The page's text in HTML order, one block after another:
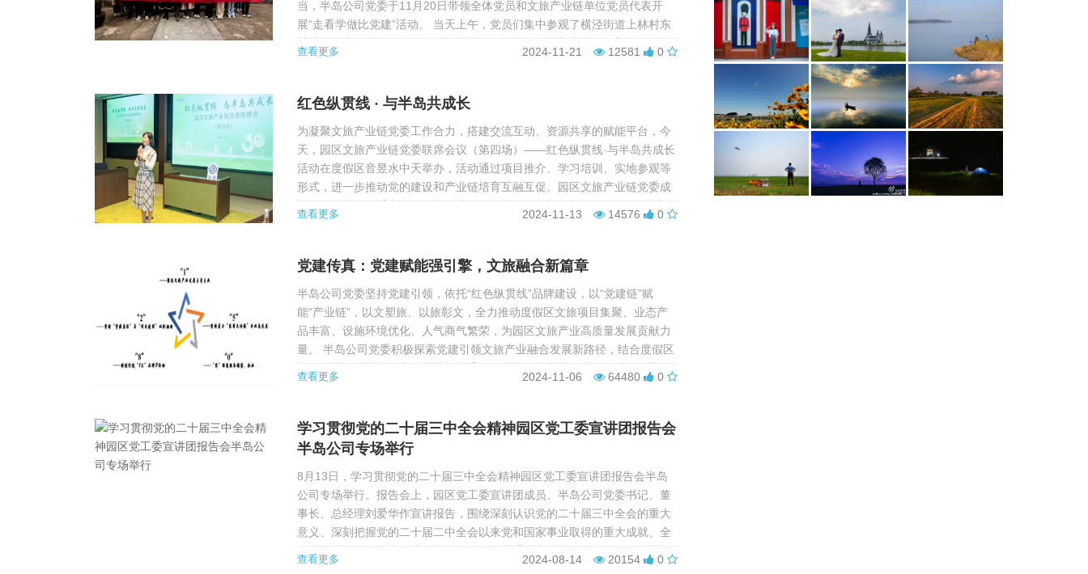
当，半岛公司党委于11月20日带领全体党员和文旅产业链单位党员代表开
展“走看学做比党建”活动。 当天上午，党员们集中参观了横泾街道上林村东
查看更多 2024-11-21 12581 0
红色纵贯线 · 与半岛共成长
为凝聚文旅产业链党委工作合力，搭建交流互动、资源共享的赋能平台，今
天，园区文旅产业链党委联席会议（第四场）——红色纵贯线·与半岛共成长
活动在度假区音昱水中天举办，活动通过项目推介、学习培训、实地参观等
形式，进一步推动党的建设和产业链培育互融互促。园区文旅产业链党委成
查看更多 2024-11-13 14576 0
党建传真：党建赋能强引擎，文旅融合新篇章
半岛公司党委坚持党建引领，依托“红色纵贯线”品牌建设，以“党建链”赋
能“产业链”，以文塑旅、以旅彰文，全力推动度假区文旅项目集聚、业态产
品丰富、设施环境优化、人气商气繁荣，为园区文旅产业高质量发展贡献力
量。 半岛公司党委积极探索党建引领文旅产业融合发展新路径，结合度假区
查看更多 2024-11-06 64480 0
学习贯彻党的二十届三中全会精神园区党工委宣讲团报告会
半岛公司专场举行
8月13日，学习贯彻党的二十届三中全会精神园区党工委宣讲团报告会半岛
公司专场举行。报告会上，园区党工委宣讲团成员、半岛公司党委书记、董
事长、总经理刘爱华作宣讲报告，围绕深刻认识党的二十届三中全会的重大
意义、深刻把握党的二十届二中全会以来党和国家事业取得的重大成就、全
查看更多 2024-08-14 20154 0